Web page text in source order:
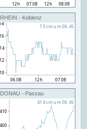
RHEIN - Koblenz
DONAU - Passau